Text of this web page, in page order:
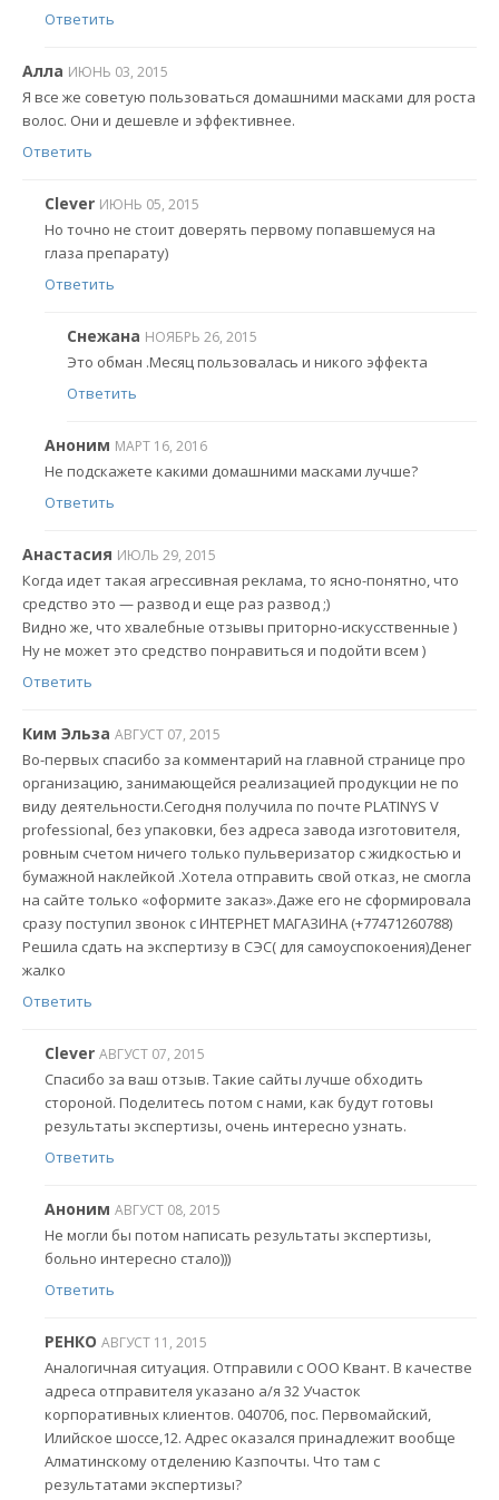
Ответить
Алла ИЮНЬ 03, 2015
Я все же советую пользоваться домашними масками для роста
волос. Они и дешевле и эффективнее.
Ответить
Clever ИЮНЬ 05, 2015
Но точно не стоит доверять первому попавшемуся на
глаза препарату)
Ответить
Снежана НОЯБРЬ 26, 2015
Это обман .Месяц пользовалась и никого эффекта
Ответить
Аноним МАРТ 16, 2016
Не подскажете какими домашними масками лучше?
Ответить
Анастасия ИЮЛЬ 29, 2015
Когда идет такая агрессивная реклама, то ясно-понятно, что
средство это — развод и еще раз развод ;)
Видно же, что хвалебные отзывы приторно-искусственные )
Ну не может это средство понравиться и подойти всем )
Ответить
Ким Эльза АВГУСТ 07, 2015
Во-первых спасибо за комментарий на главной странице про
организацию, занимающейся реализацией продукции не по
виду деятельности.Сегодня получила по почте PLATINYS V
professional, без упаковки, без адреса завода изготовителя,
ровным счетом ничего только пульверизатор с жидкостью и
бумажной наклейкой .Хотела отправить свой отказ, не смогла
на сайте только «оформите заказ».Даже его не сформировала
сразу поступил звонок с ИНТЕРНЕТ МАГАЗИНА (+77471260788)
Решила сдать на экспертизу в СЭС( для самоуспокоения)Денег
жалко
Ответить
Clever АВГУСТ 07, 2015
Спасибо за ваш отзыв. Такие сайты лучше обходить
стороной. Поделитесь потом с нами, как будут готовы
результаты экспертизы, очень интересно узнать.
Ответить
Аноним АВГУСТ 08, 2015
Не могли бы потом написать результаты экспертизы,
больно интересно стало)))
Ответить
РЕНКО АВГУСТ 11, 2015
Аналогичная ситуация. Отправили с ООО Квант. В качестве
адреса отправителя указано а/я 32 Участок
корпоративных клиентов. 040706, пос. Первомайский,
Илийское шоссе,12. Адрес оказался принадлежит вообще
Алматинскому отделению Казпочты. Что там с
результатами экспертизы?